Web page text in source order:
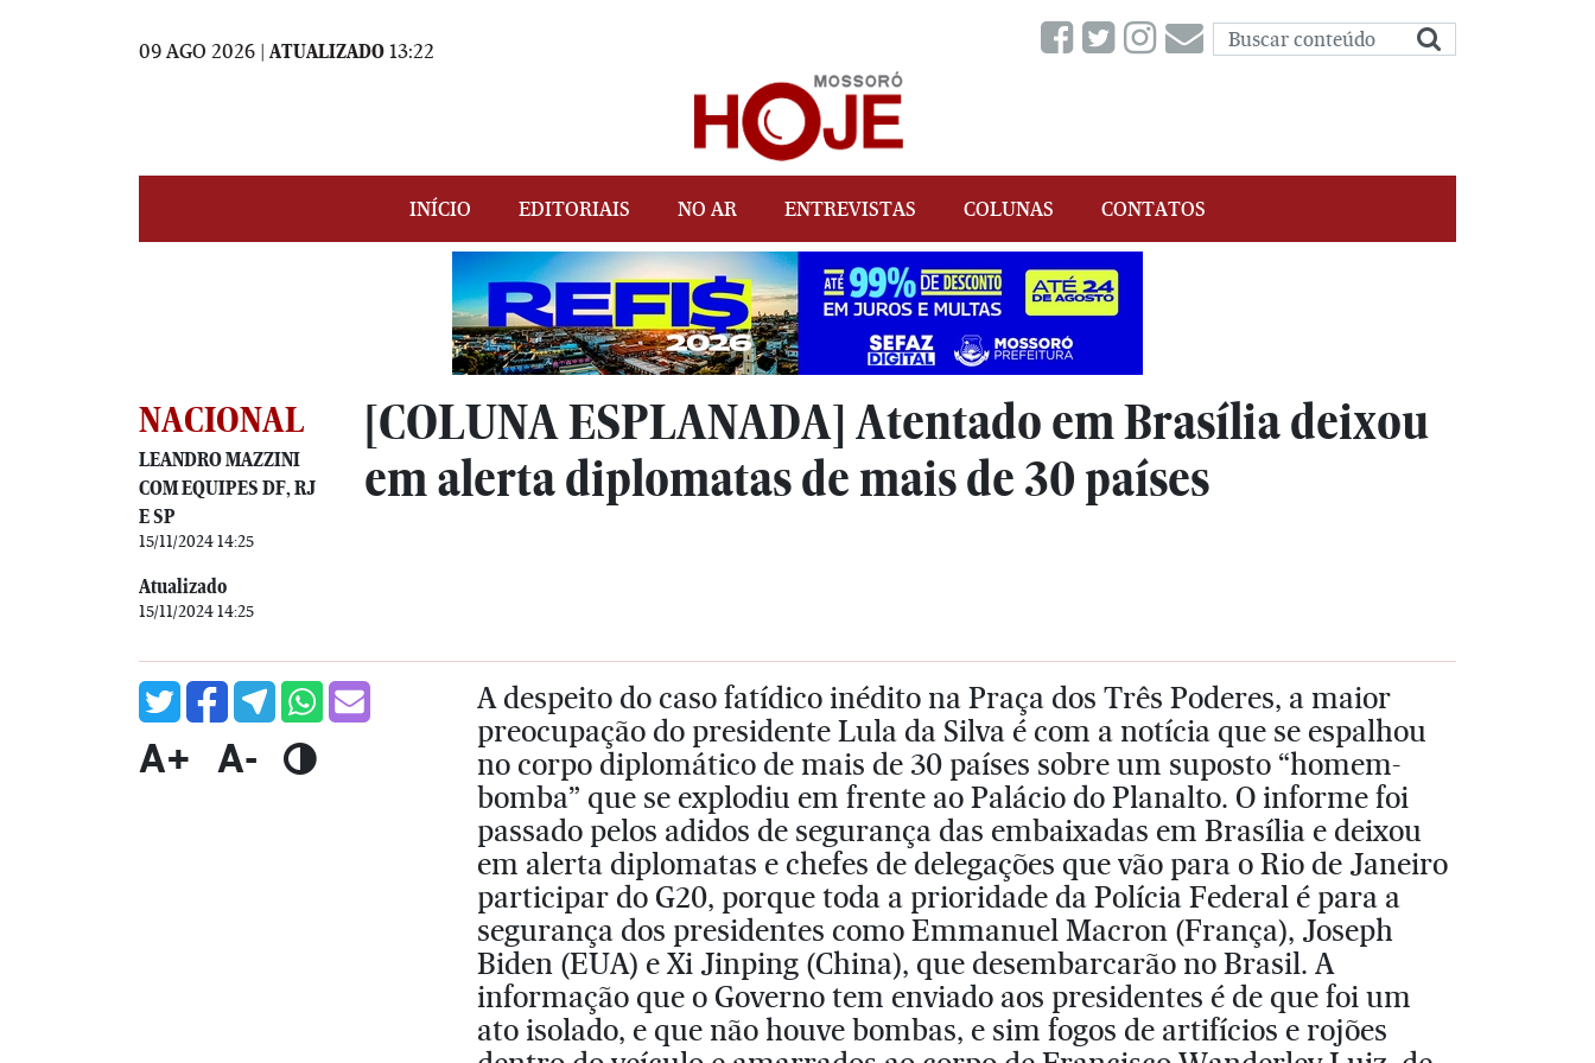
09 AGO 2026 | ATUALIZADO 13:22
INÍCIO EDITORIAIS NO AR ENTREVISTAS COLUNAS CONTATOS
NACIONAL
LEANDRO MAZZINI
COM EQUIPES DF, RJ
E SP
15/11/2024 14:25
Atualizado
15/11/2024 14:25
[COLUNA ESPLANADA] Atentado em Brasília deixou
em alerta diplomatas de mais de 30 países
A+ A-
A despeito do caso fatídico inédito na Praça dos Três Poderes, a maior
preocupação do presidente Lula da Silva é com a notícia que se espalhou
no corpo diplomático de mais de 30 países sobre um suposto “homem-
bomba” que se explodiu em frente ao Palácio do Planalto. O informe foi
passado pelos adidos de segurança das embaixadas em Brasília e deixou
em alerta diplomatas e chefes de delegações que vão para o Rio de Janeiro
participar do G20, porque toda a prioridade da Polícia Federal é para a
segurança dos presidentes como Emmanuel Macron (França), Joseph
Biden (EUA) e Xi Jinping (China), que desembarcarão no Brasil. A
informação que o Governo tem enviado aos presidentes é de que foi um
ato isolado, e que não houve bombas, e sim fogos de artifícios e rojões